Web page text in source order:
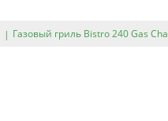
Газовый гриль Bistro 240 Gas